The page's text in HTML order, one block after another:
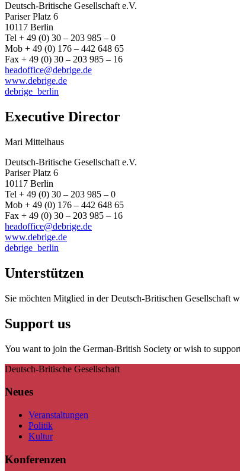
Deutsch-Britische Gesellschaft e.V.
Pariser Platz 6
10117 Berlin
Tel + 49 (0) 30 – 203 985 – 0
Mob + 49 (0) 176 – 442 648 65
Fax + 49 (0) 30 – 203 985 – 16
headoffice@debrige.de
www.debrige.de
debrige_berlin
Executive Director
Mari Mittelhaus
Deutsch-Britische Gesellschaft e.V.
Pariser Platz 6
10117 Berlin
Tel + 49 (0) 30 – 203 985 – 0
Mob + 49 (0) 176 – 442 648 65
Fax + 49 (0) 30 – 203 985 – 16
headoffice@debrige.de
www.debrige.de
debrige_berlin
Unterstützen
Sie möchten Mitglied in der Deutsch-Britischen Gesellschaft
Support us
You want to join the German-British Society or wish to
Deutsch-Britische Gesellschaft
Neues
Veranstaltungen
Politik
Kultur
Konferenzen